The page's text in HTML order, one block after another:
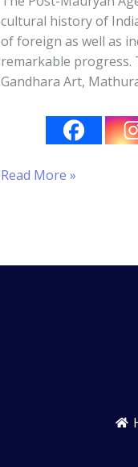
cultural history of
of foreign as well as
remarkable
Gandhara Art,
Amaravati
Schools
Explained
(Part-
Read More »